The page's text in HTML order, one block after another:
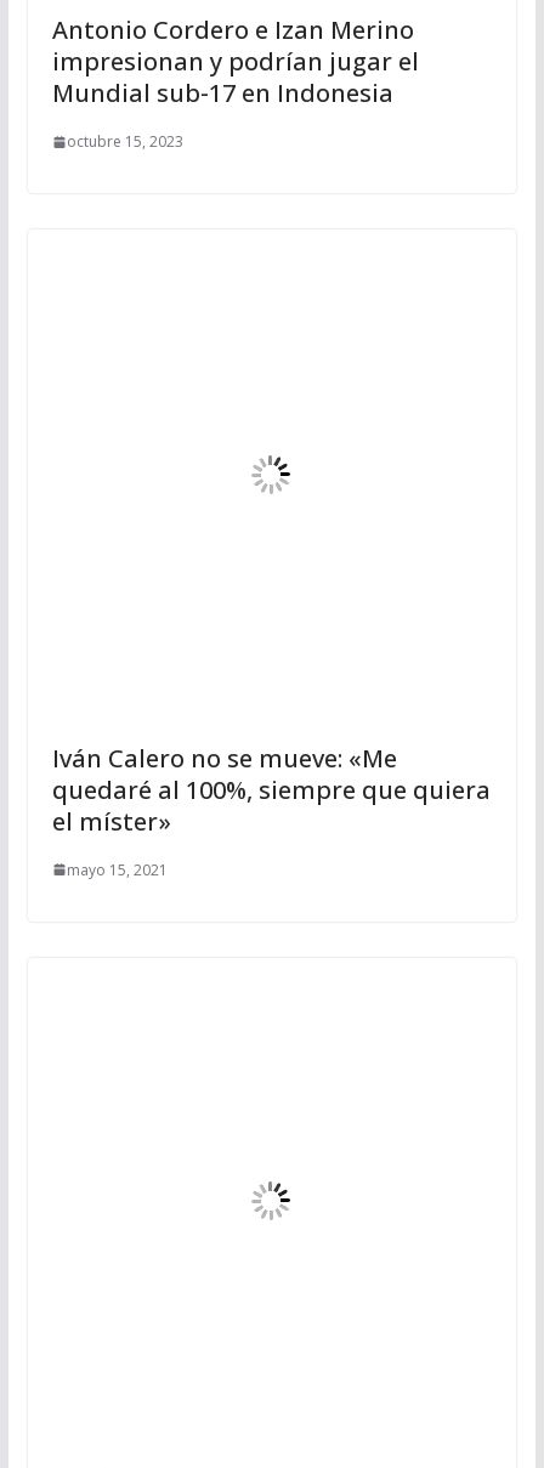
Antonio Cordero e Izan Merino
impresionan y podrían jugar el
Mundial sub-17 en Indonesia
octubre 15, 2023
Iván Calero no se mueve: «Me
quedaré al 100%, siempre que quiera
el míster»
mayo 15, 2021